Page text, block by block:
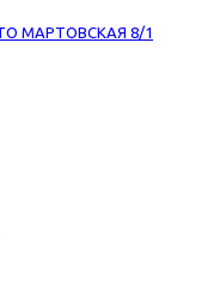
МАРТОВСКАЯ 8/1